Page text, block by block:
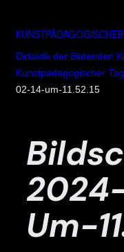
Inhalt
Didaktik der Bildenden
Kunstpädagogischer Tag
02-14-um-11.52.15
Um-